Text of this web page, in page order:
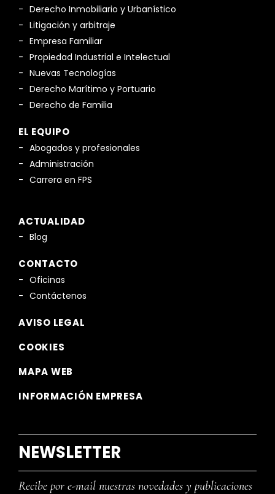
Derecho Inmobiliario y Urbanístico
Litigación y arbitraje
Empresa Familiar
Propiedad Industrial e Intelectual
Nuevas Tecnologías
Derecho Marítimo y Portuario
Derecho de Familia
EL EQUIPO
Abogados y profesionales
Administración
Carrera en FPS
ACTUALIDAD
Blog
CONTACTO
Oficinas
Contáctenos
AVISO LEGAL
COOKIES
MAPA WEB
INFORMACIÓN EMPRESA
NEWSLETTER
Recibe por e-mail nuestras novedades y publicaciones